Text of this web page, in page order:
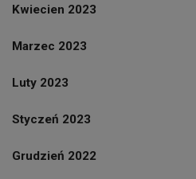
Kwiecien 2023
Marzec 2023
Luty 2023
Styczeń 2023
Grudzień 2022